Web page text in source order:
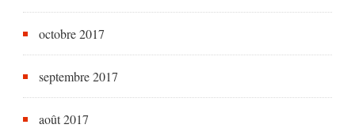
octobre 2017
septembre 2017
août 2017